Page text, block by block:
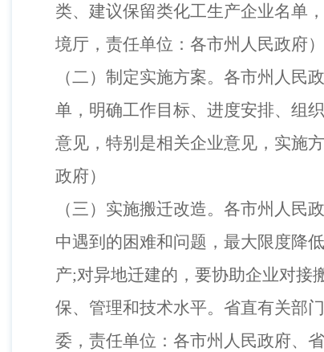
类、建议保留类化工生产企业名单
境厅，责任单位：各市州人民政府）
（二） 制定实施方案。各市州人民
单，明确工作目标、进度安排、组
意见，特别是相关企业意见，实施
政府）
（三） 实施搬迁改造。各市州人民
中遇到的困难和问题，最大限度降
产;对异地迁建的，要协助企业对接
保、管理和技术水平。省直有关部
委，责任单位：各市州人民政府、